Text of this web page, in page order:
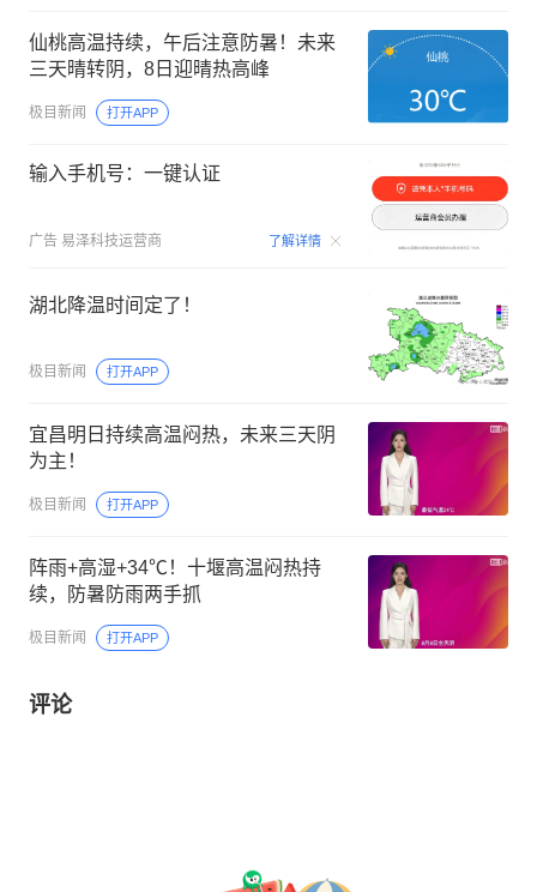
仙桃高温持续，午后注意防暑！未来
三天晴转阴，8日迎晴热高峰
极目新闻 打开APP
输入手机号：一键认证
广告 易泽科技运营商 了解详情
湖北降温时间定了！
极目新闻 打开APP
宜昌明日持续高温闷热，未来三天阴
为主！
极目新闻 打开APP
阵雨+高湿+34℃！十堰高温闷热持
续，防暑防雨两手抓
极目新闻 打开APP
评论